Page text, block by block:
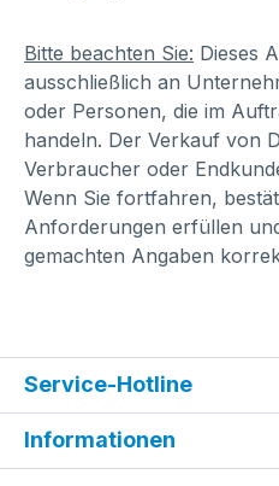
Bitte beachten Sie: Dieses
ausschließlich an
oder Personen, die im
handeln. Der Verkauf von
Verbraucher oder
Wenn Sie fortfahren,
Anforderungen erfüllen
gemachten Angaben
Service-Hotline
Informationen